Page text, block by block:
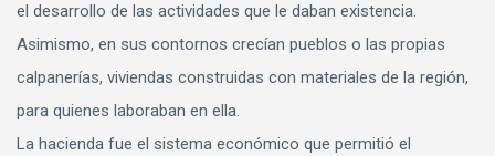
el desarrollo de las actividades que le daban existencia.
Asimismo, en sus contornos crecían pueblos o las propias
calpanerías, viviendas construidas con materiales de la región,
para quienes laboraban en ella.
La hacienda fue el sistema económico que permitió el